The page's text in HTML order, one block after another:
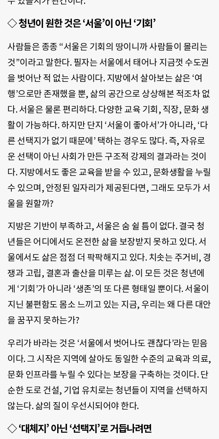
◇ 청년이 원한 것은 ‘서울’이 아닌 ‘기회’
사람들은 종종 “서울은 기회의 땅이니까 사람들이 몰리는
것”이라고 말한다. 필자는 서울에서 태어나 지금껏 수도권
을 벗어난 적 없는 사람이다. 지방에서 살아보는 삶은 ‘여
행’으로만 존재했을 뿐, 삶의 공간으로 상상해본 적조차 없
다. 서울은 물론 편리하다. 다양한 교육 기회, 직장, 문화 생
활이 가능하다. 하지만 단지 ‘서울이 좋아서’가 아니라, ‘다
른 선택지가 없기 때문에’ 택하는 경우도 많다. 즉, 자유로
운 선택이 아닌 사회가 만든 구조적 강제의 결과라는 것이
다. 지방에서도 좋은 교육을 받을 수 있고, 문화생활을 누릴
수 있으며, 안정된 일자리가 제공된다면, 그래도 모두가 서
울을 원할까?
지방은 기반이 부족하고, 서울은 숨 쉴 틈이 없다. 결국 청
년들은 어디에서도 온전한 삶을 보장받지 못하고 있다. 서
울에서도 삶은 점점 더 팍팍해지고 있다. 치솟는 주거비, 경
쟁과 고립, 결혼과 출산을 미루는 삶. 이 모든 것은 청년에
게 ‘기회’가 아니라 ‘생존’의 또 다른 형태일 뿐이다. 서울이
지닌 불편함도 몸소 느끼고 있는 지금, 우리는 왜 다른 대안
을 꿈꾸지 못하는가?
우리가 바라는 것은 ‘서울에서 벗어나도 괜찮다’라는 믿음
이다. 그 시작은 지역에 살아도 동일한 수준의 교육과 의료,
문화 인프라를 누릴 수 있다는 보장을 구축하는 것이다. 단
순한 도로 건설, 기업 유치로는 청년들이 지역을 선택하지
않는다. 삶의 질이 우선시되어야 한다.
◇ ‘대체지’ 아닌 ‘선택지’로 거듭나려면